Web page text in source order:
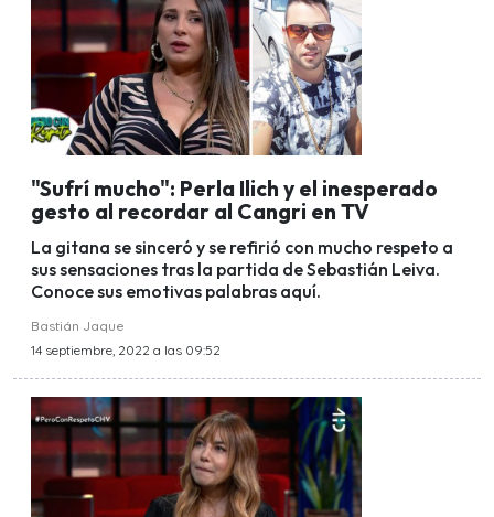
"Sufrí mucho": Perla Ilich y el inesperado
gesto al recordar al Cangri en TV
La gitana se sinceró y se refirió con mucho respeto a
sus sensaciones tras la partida de Sebastián Leiva.
Conoce sus emotivas palabras aquí.
Bastián Jaque
14 septiembre, 2022 a las 09:52